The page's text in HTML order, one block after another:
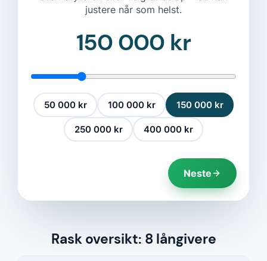
justere når som helst.
150 000 kr
50 000 kr 100 000 kr 150 000 kr
250 000 kr 400 000 kr
Neste
Rask oversikt: 8 långivere